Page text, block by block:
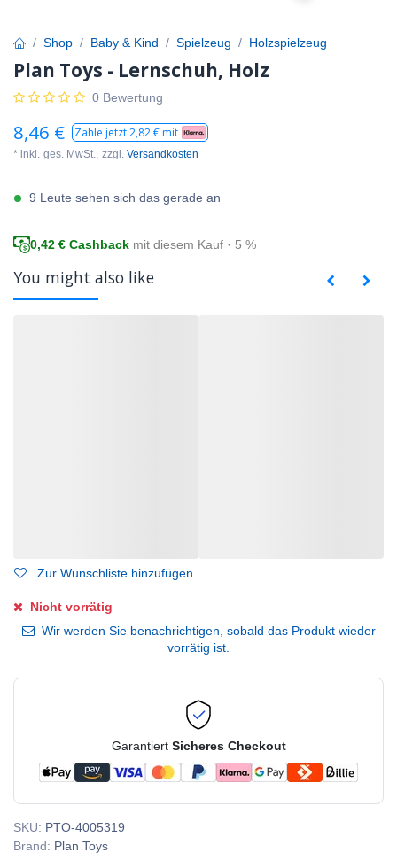
Shop Baby & Kind Spielzeug Holzspielzeug
Plan Toys - Lernschuh, Holz
0 Bewertung
8,46 € Zahle jetzt2,82€ mit
* inkl. ges. MwSt., zzgl. Versandkosten
9 Leute sehen sich das gerade an
0,42 € Cashback mit diesem Kauf · 5 %
You might also like
Zur Wunschliste hinzufügen
Nicht vorrätig
Wir werden Sie benachrichtigen, sobald das Produkt wieder
vorrätig ist.
Garantiert Sicheres Checkout
SKU: PTO-4005319
Brand: Plan Toys